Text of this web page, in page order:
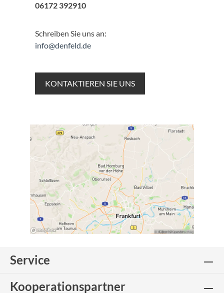
06172 392910
Schreiben Sie uns an:
info@denfeld.de
KONTAKTIEREN SIE UNS
Service
Kooperationspartner